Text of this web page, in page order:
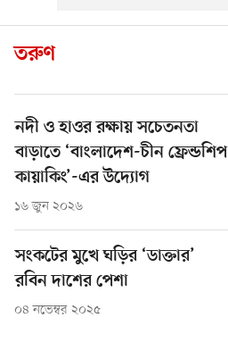
তরুণ
নদী ও হাওর রক্ষায় সচেতনতা
বাড়াতে ‘বাংলাদেশ-চীন ফ্রেন্ডশিপ
কায়াকিং’-এর উদ্যোগ
১৬ জুন ২০২৬
সংকটের মুখে ঘড়ির ‘ডাক্তার’
রবিন দাশের পেশা
০৪ নভেম্বর ২০২৫